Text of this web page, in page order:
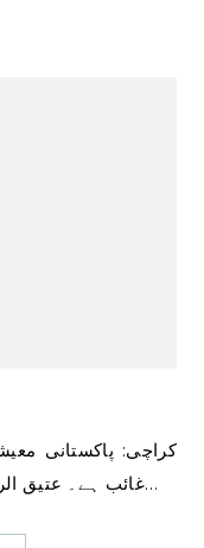
کراچی: پاکستانی معیشت شدید دباؤ کا شکار ہے اور آسانی
غائب ہے۔ عتیق الرحمٰن (معاشی اور مالیاتی تجزیہ کار) نے…